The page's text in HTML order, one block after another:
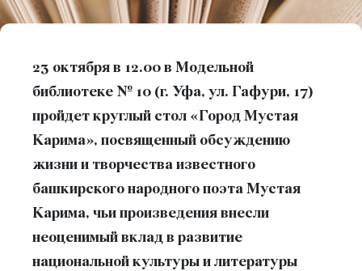
23 октября в 12.00 в Модельной
библиотеке № 10 (г. Уфа, ул. Гафури, 17)
пройдет круглый стол «Город Мустая
Карима», посвященный обсуждению
жизни и творчества известного
башкирского народного поэта Мустая
Карима, чьи произведения внесли
неоценимый вклад в развитие
национальной культуры и литературы